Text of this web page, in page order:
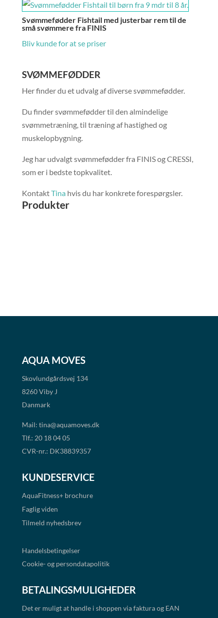
Svømmefødder Fishtail med justerbar rem til de
små svømmere fra FINIS
Bliv kunde for at se priser
SVØMMEFØDDER
Her finder du et udvalg af diverse svømmefødder.
Du finder svømmefødder til den almindelige
svømmetræning, til træning af hastighed og
muskelopbygning.
Jeg har udvalgt svømmefødder fra FINIS og CRESSI,
som er i bedste topkvalitet.
KontaktTinahvis du har konkrete forespørgsler.
Produkter
AQUA MOVES
Skovlundgårdsvej 134
8260 Viby J
Danmark
Mail: tina@aquamoves.dk
Tlf.: 20 18 04 05
CVR-nr.: DK38839357
KUNDESERVICE
AquaFitness+ brochure
Faglig viden
Tilmeld nyhedsbrev
Handelsbetingelser
Cookie- og persondatapolitik
BETALINGSMULIGHEDER
Det er muligt at handle i shoppen via faktura og EAN